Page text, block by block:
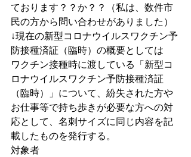
ております？？か？？（私は、数件市
民の方から問い合わせがありました）
↓現在の新型コロナウイルスワクチン予
防接種済証（臨時）の概要としては
ワクチン接種時に渡している「新型コ
ロナウイルスワクチン予防接種済証
（臨時）」について、紛失された方や
お仕事等で持ち歩きが必要な方への対
応として、名刺サイズに同じ内容を記
載したものを発行する。
対象者